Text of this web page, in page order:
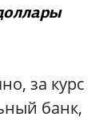
за курс
банк,